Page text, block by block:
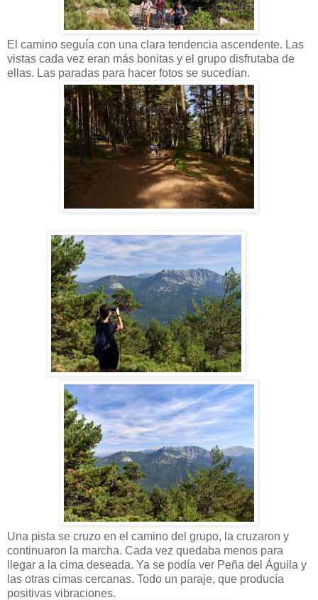
El camino seguía con una clara tendencia ascendente. Las
vistas cada vez eran más bonitas y el grupo disfrutaba de
ellas. Las paradas para hacer fotos se sucedían.
Una pista se cruzo en el camino del grupo, la cruzaron y
continuaron la marcha. Cada vez quedaba menos para
llegar a la cima deseada. Ya se podía ver Peña del Águila y
las otras cimas cercanas. Todo un paraje, que producía
positivas vibraciones.